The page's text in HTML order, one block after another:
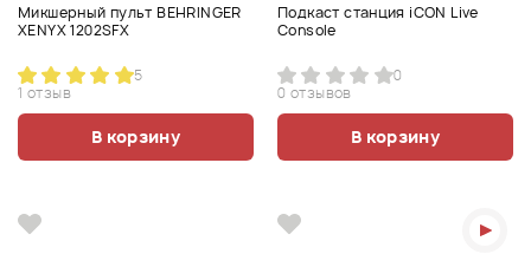
Микшерный пульт BEHRINGER
XENYX 1202SFX
5
1 отзыв
В корзину
Подкаст станция iCON Live
Console
0
0 отзывов
В корзину